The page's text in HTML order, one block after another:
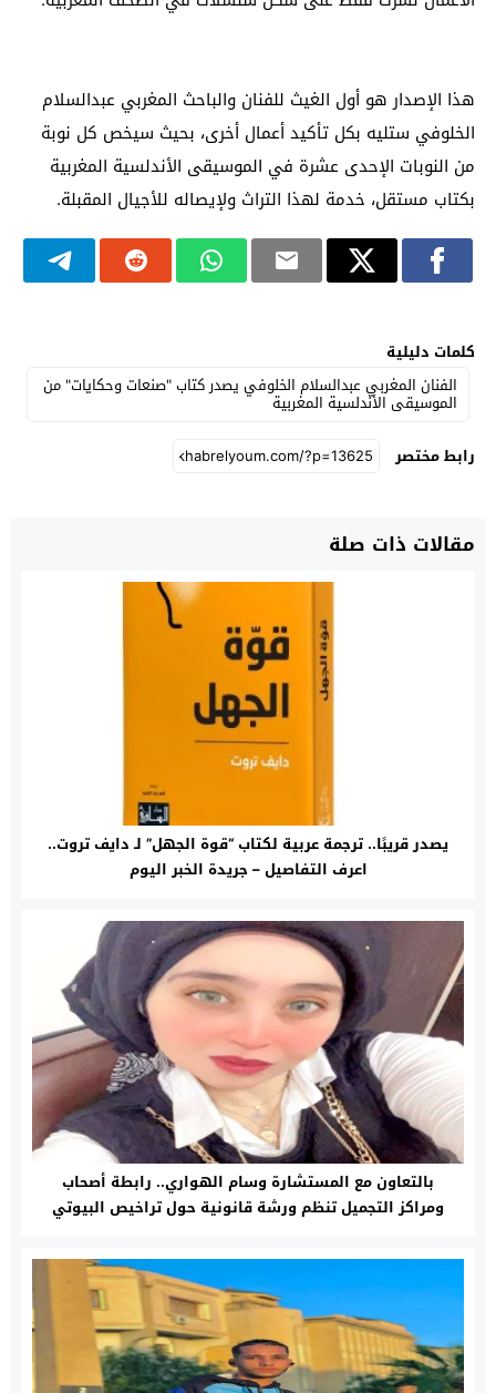
هذا الإصدار هو أول الغيث للفنان والباحث المغربي عبدالسلام
الخلوفي ستليه بكل تأكيد أعمال أخرى، بحيث سيخص كل نوبة
من النوبات الإحدى عشرة في الموسيقى الأندلسية المغربية
بكتاب مستقل، خدمة لهذا التراث ولإيصاله للأجيال المقبلة.
كلمات دليلية
الفنان المغربي عبدالسلام الخلوفي يصدر كتاب "صنعات وحكايات" من
الموسيقى الأندلسية المغربية
رابط مختصر
مقالات ذات صلة
يصدر قريبًا.. ترجمة عربية لكتاب “قوة الجهل” لـ دايف تروت..
اعرف التفاصيل – جريدة الخبر اليوم
بالتعاون مع المستشارة وسام الهواري.. رابطة أصحاب
ومراكز التجميل تنظم ورشة قانونية حول تراخيص البيوتي